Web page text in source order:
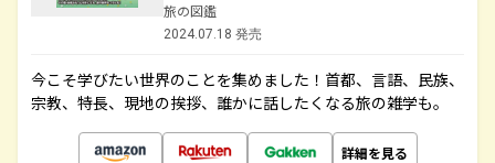
旅の図鑑
2024.07.18 発売
今こそ学びたい世界のことを集めました！首都、言語、民族、
宗教、特長、現地の挨拶、誰かに話したくなる旅の雑学も。
詳細を見る